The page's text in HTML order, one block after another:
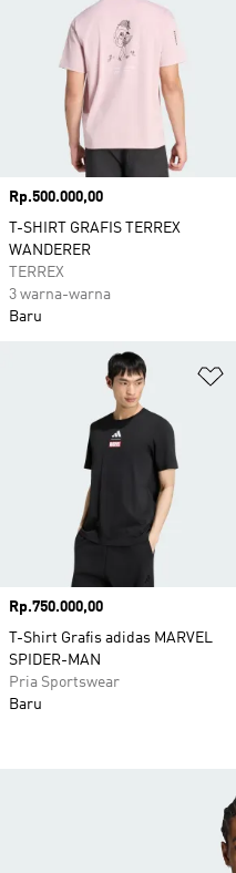
Harga
Rp.500.000,00
T-SHIRT GRAFIS TERREX
WANDERER
TERREX
3 warna-warna
Baru
Harga
Rp.750.000,00
T-Shirt Grafis adidas MARVEL
SPIDER-MAN
Pria Sportswear
Baru